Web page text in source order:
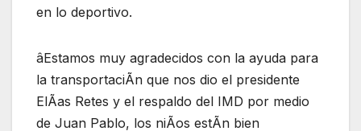
en lo deportivo.
âEstamos muy agradecidos con la ayuda para
la transportaciÃn que nos dio el presidente
ElÃas Retes y el respaldo del IMD por medio
de Juan Pablo, los niÃos estÃn bien